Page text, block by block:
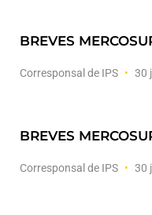
BREVES
Corresponsal de IPS 30
BREVES
Corresponsal de IPS 30